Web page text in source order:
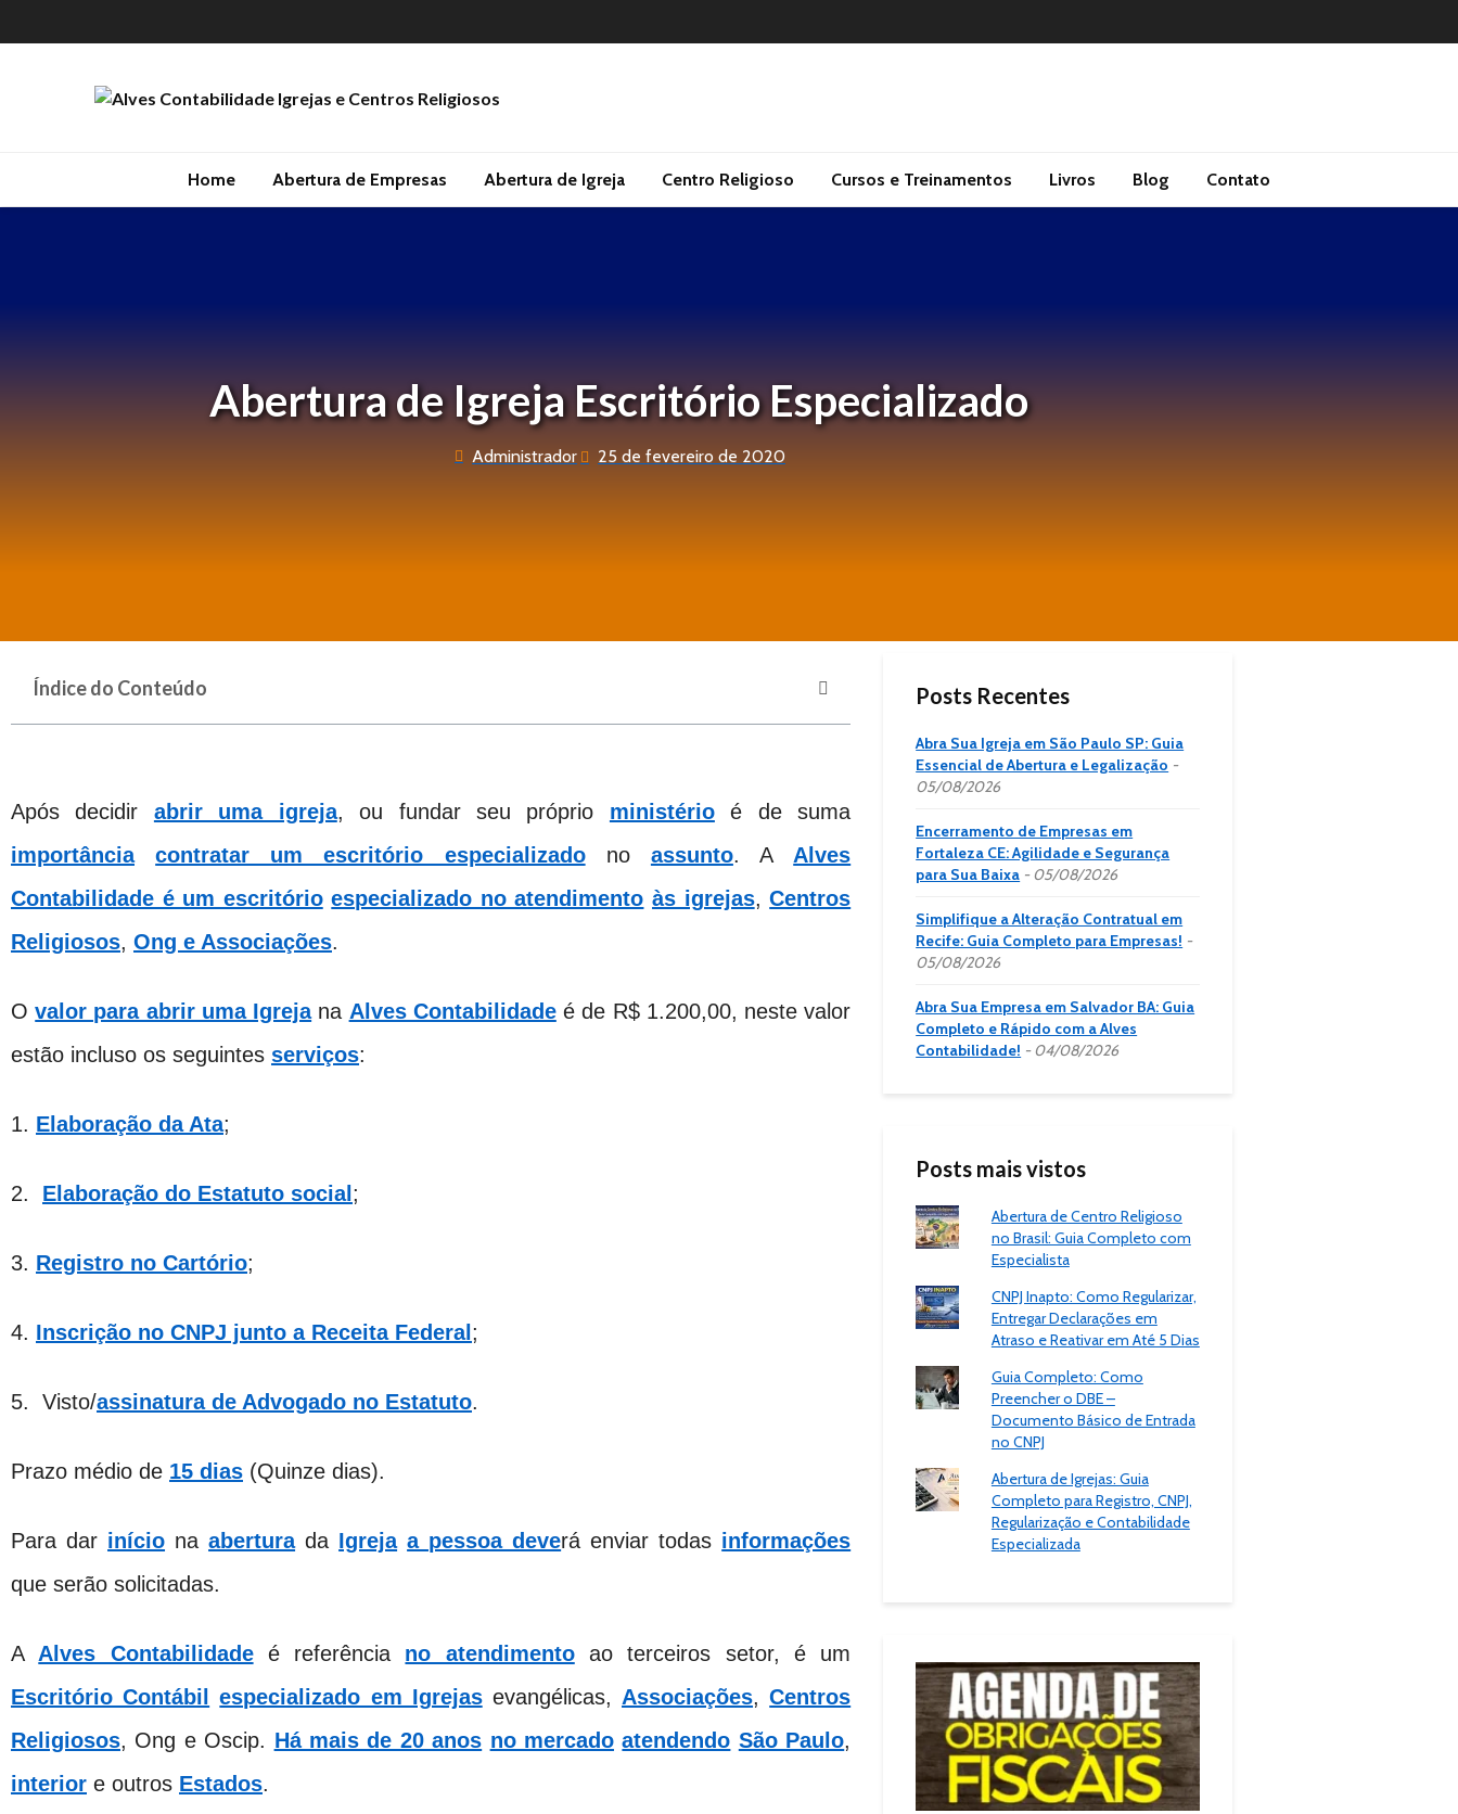
Home Abertura de Empresas Abertura de Igreja Centro Religioso Cursos e Treinamentos Livros Blog Contato
Abertura de Igreja Escritório Especializado
Administrador 25 de fevereiro de 2020
Índice do Conteúdo
Após decidir abrir uma igreja, ou fundar seu próprio ministérioé de suma
importância
contratar um escritório especializadono assunto. A Alves
Contabilidade é um escritório especializado no atendimento às igrejas,Centros
Religiosos, Ong e Associações.
Ovalor para abrir uma Igrejana Alves Contabilidadeé de R$ 1.200,00, neste valor
estão incluso os seguintes serviços:
1. Elaboração da Ata;
2. Elaboração do Estatuto social ;
3. Registro no Cartório;
4. Inscrição no CNPJ junto a Receita Federal ;
5. Visto/assinatura de Advogado no Estatuto.
Prazo médio de 15 dias (Quinze dias).
Para dar início naaberturada Igreja a pessoa deverá enviar todas informações
que serão solicitadas.
A Alves Contabilidadeé referência no atendimentoao terceiros setor, é um
Escritório Contábil
especializado em Igrejasevangélicas, Associações,Centros
Religiosos, Ong e Oscip. Há mais de 20 anos no mercado atendendo São Paulo,
interior e outros Estados.
Posts Recentes
Abra Sua Igreja em São Paulo SP: Guia
Essencial de Abertura e Legalização
05/08/2026
Encerramento de Empresas em
Fortaleza CE: Agilidade e Segurança
para Sua Baixa
05/08/2026
Simplifique a Alteração Contratual em
Recife: Guia Completo para Empresas!
05/08/2026
Abra Sua Empresa em Salvador BA: Guia
Completo e Rápido com a Alves
Contabilidade!
04/08/2026
Posts mais vistos
Abertura de Centro Religioso
no Brasil: Guia Completo com
Especialista
CNPJ Inapto: Como Regularizar,
Entregar Declarações em
Atraso e Reativar em Até 5 Dias
Guia Completo: Como
Preencher o DBE –
Documento Básico de Entrada
no CNPJ
Abertura de Igrejas: Guia
Completo para Registro, CNPJ,
Regularização e Contabilidade
Especializada